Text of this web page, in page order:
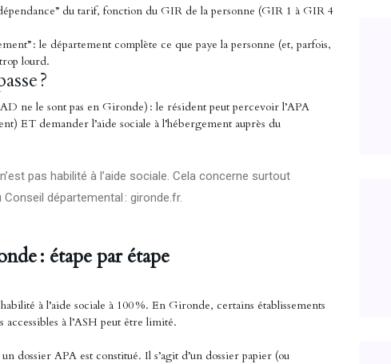
du tarif, fonction du GIR de la personne (GIR 1 à GIR 4
: le département complète ce que paye la personne (et, parfois,
lourd.
?
ne le sont pas en Gironde) : le résident peut percevoir l’APA
ET demander l’aide sociale à l’hébergement auprès du
pas habilité à l’aide sociale. Cela concerne surtout
départemental : gironde.fr.
: étape par étape
à l’aide sociale à 100 %. En Gironde, certains établissements
à l’ASH peut être limité.
dossier APA est constitué. Il s’agit d’un dossier papier (ou